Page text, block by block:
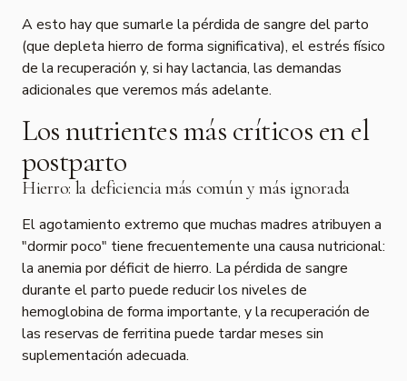
A esto hay que sumarle la pérdida de sangre del parto
(que depleta hierro de forma significativa), el estrés físico
de la recuperación y, si hay lactancia, las demandas
adicionales que veremos más adelante.
Los nutrientes más críticos en el
postparto
Hierro: la deficiencia más común y más ignorada
El agotamiento extremo que muchas madres atribuyen a
"dormir poco" tiene frecuentemente una causa nutricional:
la anemia por déficit de hierro. La pérdida de sangre
durante el parto puede reducir los niveles de
hemoglobina de forma importante, y la recuperación de
las reservas de ferritina puede tardar meses sin
suplementación adecuada.